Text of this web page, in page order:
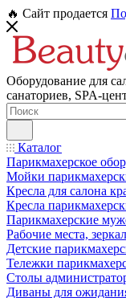
🔥 Сайт продается
Оборудование для
санаториев, SPA-
Каталог
Парикмахерское
Мойки
Кресла для салона
Кресла
Парикмахерские
Рабочие места,
Детские
Тележки
Столы
Диваны для